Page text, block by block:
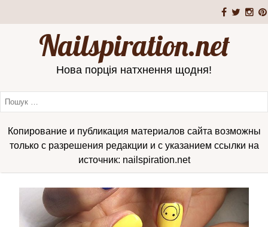
Nailspiration.net
Нова порція натхнення щодня!
Копирование и публикация материалов сайта возможны
только с разрешения редакции и с указанием ссылки на
источник: nailspiration.net